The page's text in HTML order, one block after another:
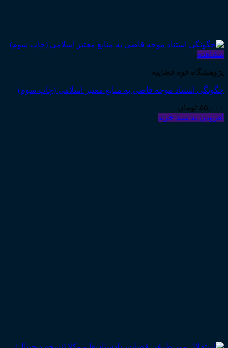
مشاهده
پژوهشگاه قوه قضاییه
چگونگی استناد موجه قاضی به منابع معتبر اسلامی (چاپ سوم)
۸۵,۰۰۰ تومان
افزودن به سبد خرید